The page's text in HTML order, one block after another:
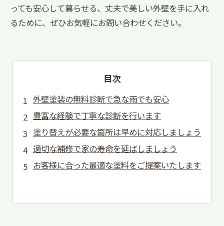
っても安心して暮らせる、丈夫で美しい外壁を手に入れ
るために、ぜひお気軽にお問い合わせください。
目次
外壁塗装の無料診断で急な雨でも安心
豊富な経験で丁寧な診断を行います
塗り替えが必要な箇所は早めに対応しましょう
適切な補修で家の寿命を延ばしましょう
お客様に合った最適な塗料をご提案いたします